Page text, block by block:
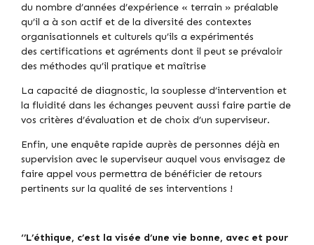
du nombre d’années d’expérience « terrain » préalable
qu’il a à son actif et de la diversité des contextes
organisationnels et culturels qu’ils a expérimentés
des certifications et agréments dont il peut se prévaloir
des méthodes qu’il pratique et maîtrise
La capacité de diagnostic, la souplesse d’intervention et
la fluidité dans les échanges peuvent aussi faire partie de
vos critères d’évaluation et de choix d’un superviseur.
Enfin, une enquête rapide auprès de personnes déjà en
supervision avec le superviseur auquel vous envisagez de
faire appel vous permettra de bénéficier de retours
pertinents sur la qualité de ses interventions !
‘’L’éthique, c’est la visée d’une vie bonne, avec et pour